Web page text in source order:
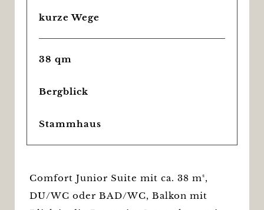
kurze Wege
38 qm
Bergblick
Stammhaus
Comfort Junior Suite mit ca. 38 m²,
DU/WC oder BAD/WC, Balkon mit